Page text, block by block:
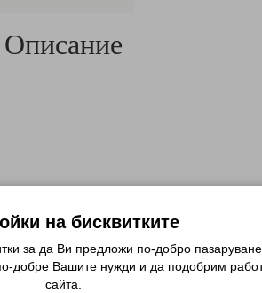
Описание
ПРОДУКТИ
на бисквитките
за да Ви предложи по-добро
добре Вашите нужди и да подобрим
сайта.